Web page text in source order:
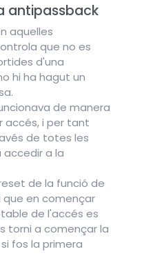
antipassback
aquelles
que no es
d'una
hi ha hagut un
de manera
accés, i per tant
de totes les
a la
de la funció de
en començar
de l'accés es
torni a començar la
fos la primera